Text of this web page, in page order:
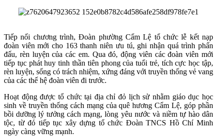
Tiếp nối chương trình, Đoàn phường Cẩm Lệ tổ chức lễ kết nạp
đoàn viên mới cho 163 thanh niên ưu tú, ghi nhận quá trình phấn
đấu, rèn luyện của các em. Qua đó, động viên các đoàn viên mới
tiếp tục phát huy tinh thần tiên phong của tuổi trẻ, tích cực học tập,
rèn luyện, sống có trách nhiệm, xứng đáng với truyền thống vẻ vang
của các thế hệ đoàn viên đi trước.
Hoạt động được tổ chức tại địa chỉ đỏ lịch sử nhằm giáo dục học
sinh về truyền thống cách mạng của quê hương Cẩm Lệ, góp phần
bồi dưỡng lý tưởng cách mạng, lòng yêu nước và niềm tự hào dân
tộc, từ đó tiếp tục xây dựng tổ chức Đoàn TNCS Hồ Chí Minh
ngày càng vững mạnh.